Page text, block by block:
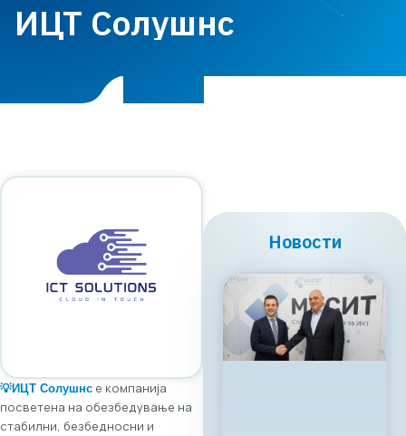
ИЦТ Солушнс
💡ИЦТ Солушнс е компанија
посветена на обезбедување на
стабилни, безбедносни и
Новости